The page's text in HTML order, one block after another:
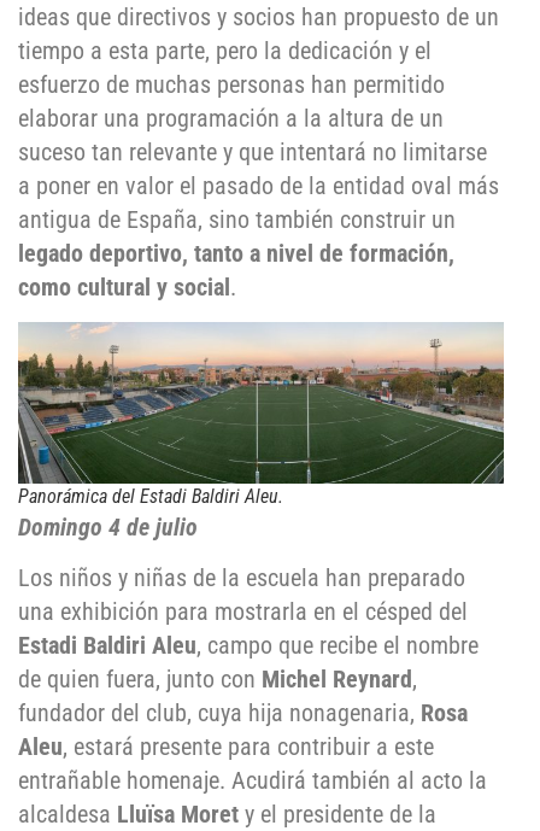
ideas que directivos y socios han propuesto de un
tiempo a esta parte, pero la dedicación y el
esfuerzo de muchas personas han permitido
elaborar una programación a la altura de un
suceso tan relevante y que intentará no limitarse
a poner en valor el pasado de la entidad oval más
antigua de España, sino también construir un
legado deportivo, tanto a nivel de formación,
como cultural y social.
Panorámica del Estadi Baldiri Aleu.
Domingo 4 de julio
Los niños y niñas de la escuela han preparado
una exhibición para mostrarla en el césped del
Estadi Baldiri Aleu, campo que recibe el nombre
de quien fuera, junto con Michel Reynard,
fundador del club, cuya hija nonagenaria, Rosa
Aleu, estará presente para contribuir a este
entrañable homenaje. Acudirá también al acto la
alcaldesa Lluïsa Moret y el presidente de la